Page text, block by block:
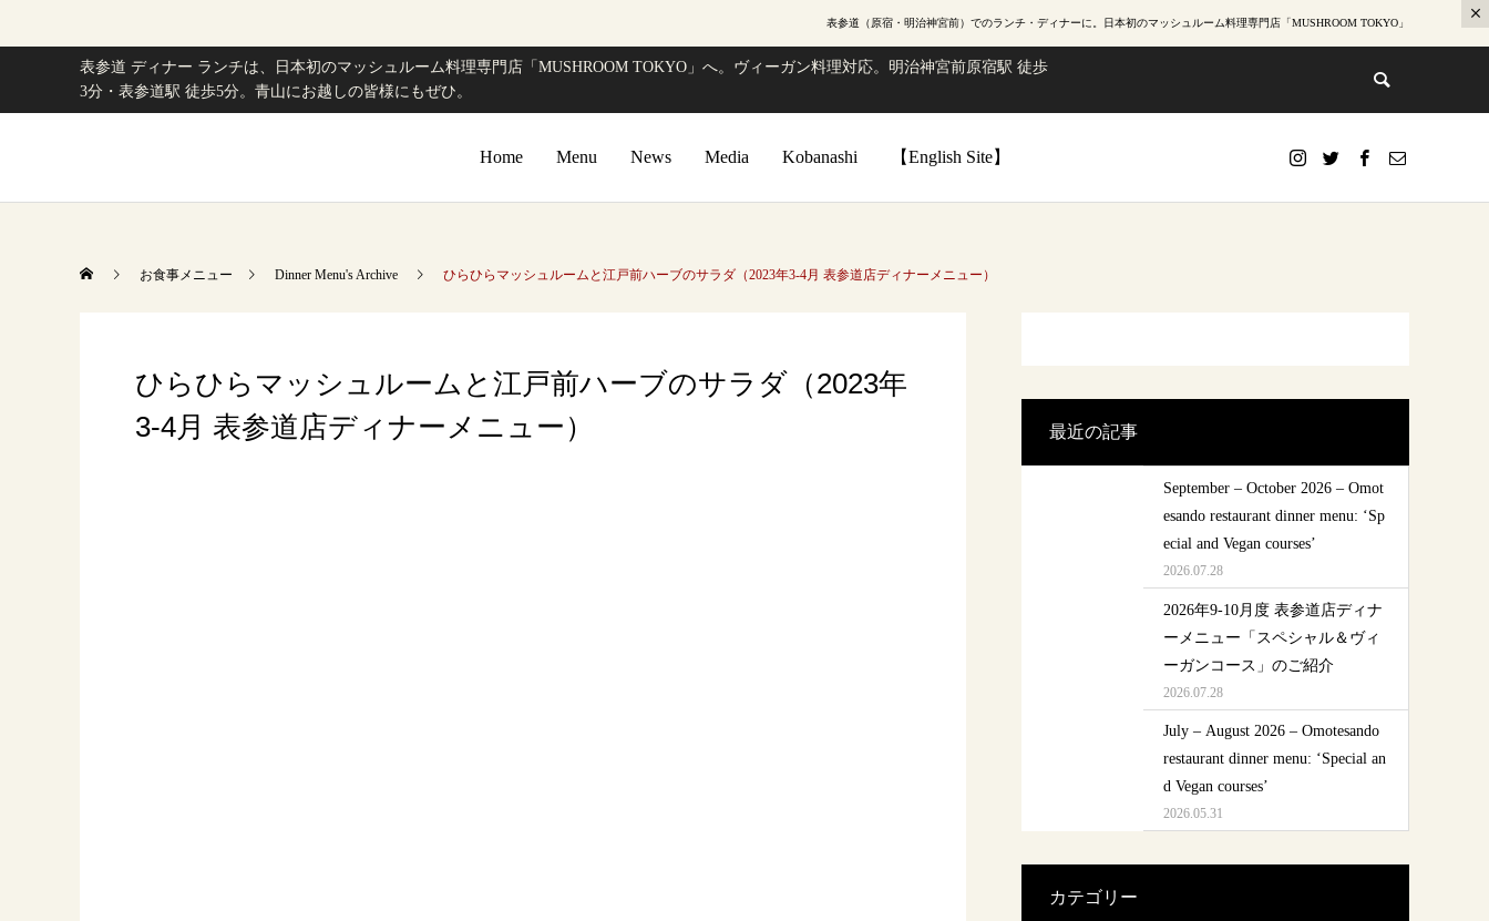
表参道（原宿・明治神宮前）でのランチ・ディナーに。日本初のマッシュルーム料理専門店「MUSHROOM TOKYO」
表参道 ディナー ランチは、日本初のマッシュルーム料理専門店「MUSHROOM TOKYO」へ。ヴィーガン料理対応。明治神宮前原宿駅 徒歩
3分・表参道駅 徒歩5分。青山にお越しの皆様にもぜひ。
Home Menu News Media Kobanashi 【English Site】
お食事メニュー Dinner Menu's Archive ひらひらマッシュルームと江戸前ハーブのサラダ（2023年3-4月 表参道店ディナーメニュー）
ひらひらマッシュルームと江戸前ハーブのサラダ（2023年
3-4月 表参道店ディナーメニュー）
最近の記事
September – October 2026 – Omot
esando restaurant dinner menu: ‘Sp
ecial and Vegan courses’
2026.07.28
2026年9-10月度 表参道店ディナ
ーメニュー「スペシャル＆ヴィ
ーガンコース」のご紹介
2026.07.28
July – August 2026 – Omotesando
restaurant dinner menu: ‘Special an
d Vegan courses’
2026.05.31
カテゴリー